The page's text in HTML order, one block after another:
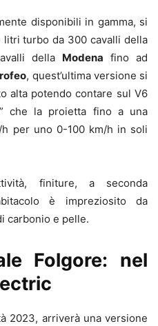
disponibili in gamma, si
turbo da 300 cavalli della
della Modena fino ad
, quest’ultima versione si
alta potendo contare sul V6
che la proietta fino a una
per uno 0-100 km/h in soli
finiture, a seconda
è impreziosito da
carbonio e pelle.
Folgore: nel
2023, arriverà una versione